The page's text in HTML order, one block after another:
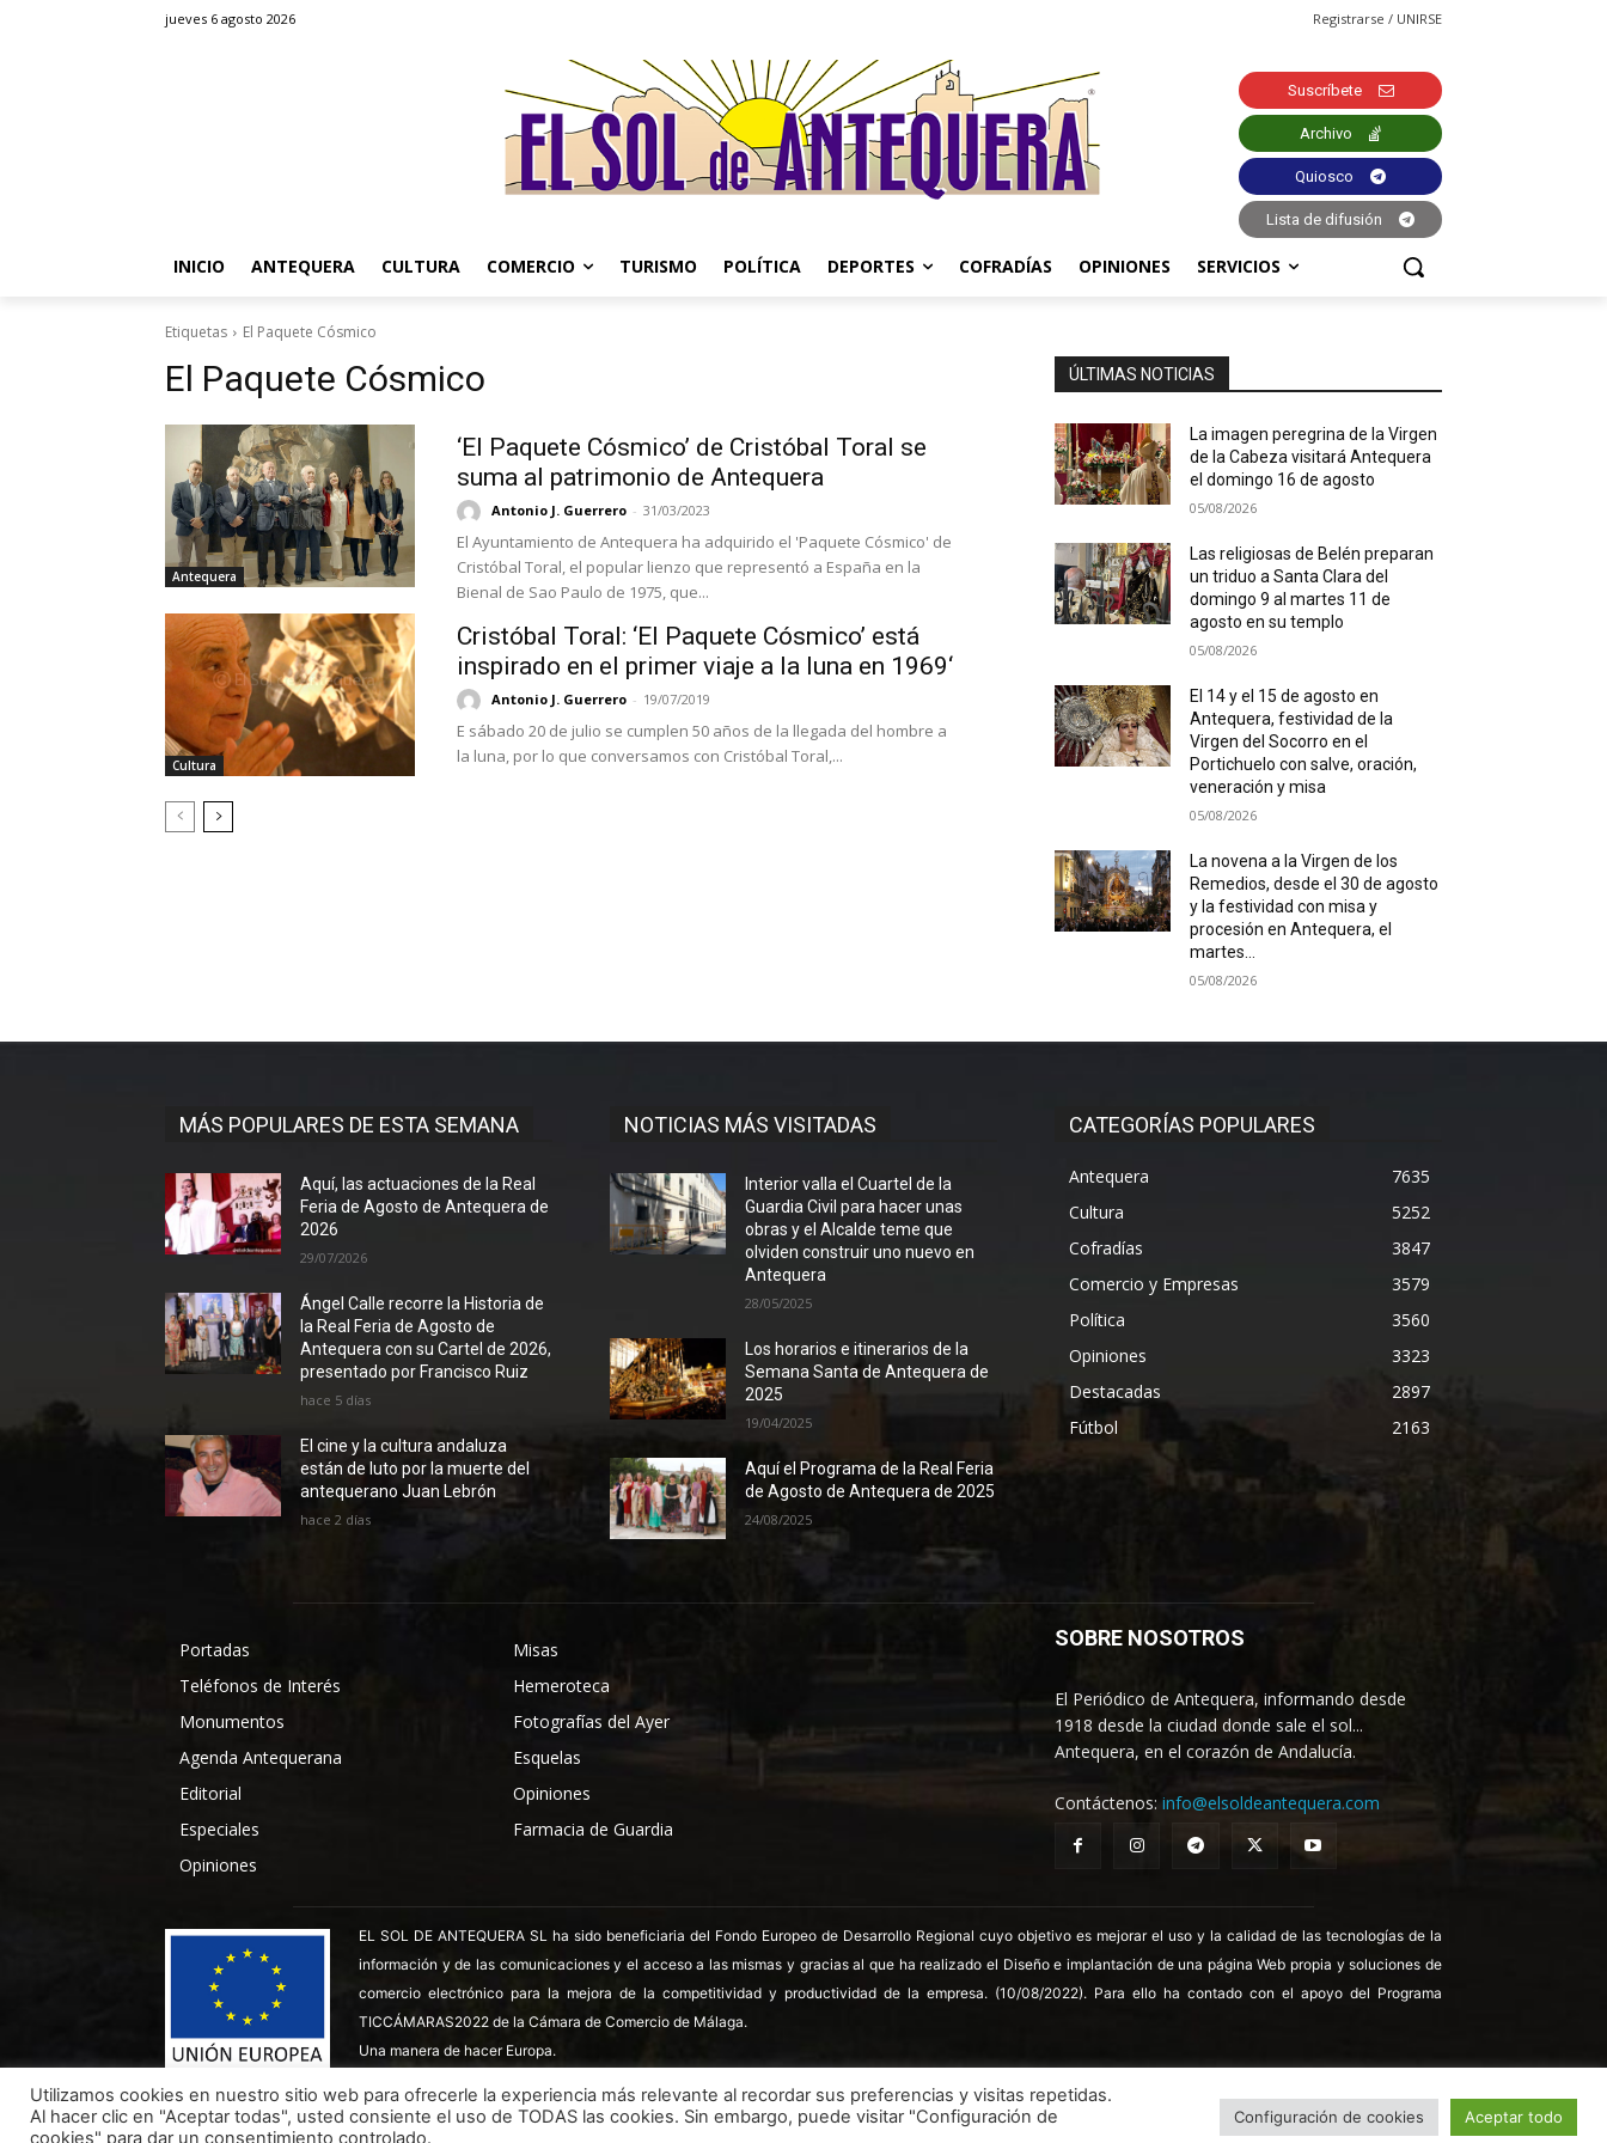
jueves 6 agosto 2026 Registrarse / UNIRSE
Suscríbete
Archivo
Quiosco
Lista de difusión
INICIO ANTEQUERA CULTURA COMERCIO TURISMO POLÍTICA DEPORTES COFRADÍAS OPINIONES SERVICIOS
Etiquetas El Paquete Cósmico
El Paquete Cósmico
Antequera
‘El Paquete Cósmico’ de Cristóbal Toral se
suma al patrimonio de Antequera
Antonio J. Guerrero - 31/03/2023
El Ayuntamiento de Antequera ha adquirido el 'Paquete Cósmico' de
Cristóbal Toral, el popular lienzo que representó a España en la
Bienal de Sao Paulo de 1975, que...
Cultura
Cristóbal Toral: ‘El Paquete Cósmico’ está
inspirado en el primer viaje a la luna en 1969‘
Antonio J. Guerrero - 19/07/2019
E sábado 20 de julio se cumplen 50 años de la llegada del hombre a
la luna, por lo que conversamos con Cristóbal Toral,...
ÚLTIMAS NOTICIAS
La imagen peregrina de la Virgen
de la Cabeza visitará Antequera
el domingo 16 de agosto
05/08/2026
Las religiosas de Belén preparan
un triduo a Santa Clara del
domingo 9 al martes 11 de
agosto en su templo
05/08/2026
El 14 y el 15 de agosto en
Antequera, festividad de la
Virgen del Socorro en el
Portichuelo con salve, oración,
veneración y misa
05/08/2026
La novena a la Virgen de los
Remedios, desde el 30 de agosto
y la festividad con misa y
procesión en Antequera, el
martes...
05/08/2026
MÁS POPULARES DE ESTA SEMANA
Aquí, las actuaciones de la Real
Feria de Agosto de Antequera de
2026
29/07/2026
Ángel Calle recorre la Historia de
la Real Feria de Agosto de
Antequera con su Cartel de 2026,
presentado por Francisco Ruiz
hace 5 días
El cine y la cultura andaluza
están de luto por la muerte del
antequerano Juan Lebrón
hace 2 días
NOTICIAS MÁS VISITADAS
Interior valla el Cuartel de la
Guardia Civil para hacer unas
obras y el Alcalde teme que
olviden construir uno nuevo en
Antequera
28/05/2025
Los horarios e itinerarios de la
Semana Santa de Antequera de
2025
19/04/2025
Aquí el Programa de la Real Feria
de Agosto de Antequera de 2025
24/08/2025
CATEGORÍAS POPULARES
Antequera
7635
Cultura
5252
Cofradías
3847
Comercio y Empresas
3579
Política
3560
Opiniones
3323
Destacadas
2897
Fútbol
2163
Portadas
Teléfonos de Interés
Monumentos
Agenda Antequerana
Editorial
Especiales
Opiniones
Misas
Hemeroteca
Fotografías del Ayer
Esquelas
Opiniones
Farmacia de Guardia
SOBRE NOSOTROS
El Periódico de Antequera, informando desde
1918 desde la ciudad donde sale el sol...
Antequera, en el corazón de Andalucía.
Contáctenos: info@elsoldeantequera.com
EL SOL DE ANTEQUERA SL ha sido beneficiaria del Fondo Europeo de Desarrollo Regional cuyo objetivo es mejorar el uso y la calidad de las tecnologías de la
información y de las comunicaciones y el acceso a las mismas y gracias al que ha realizado el Diseño e implantación de una página Web propia y soluciones de
comercio electrónico para la mejora de la competitividad y productividad de la empresa. (10/08/2022). Para ello ha contado con el apoyo del Programa
TICCÁMARAS2022 de la Cámara de Comercio de Málaga.
Una manera de hacer Europa.
Todos los derechos reservados ©Dinan - 2026 LSSICE Términos y condiciones Política de Cookies Política de Privacidad
Aviso legal
Utilizamos cookies en nuestro sitio web para ofrecerle la experiencia más relevante al recordar sus preferencias y visitas repetidas.
Al hacer clic en "Aceptar todas", usted consiente el uso de TODAS las cookies. Sin embargo, puede visitar "Configuración de
cookies" para dar un consentimiento controlado.
Configuración de cookies Aceptar todo